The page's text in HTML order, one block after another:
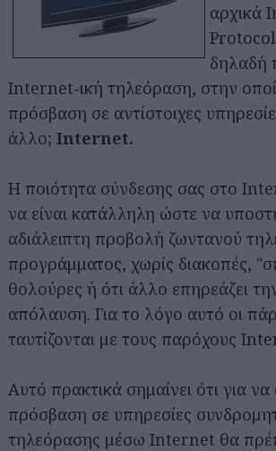
αρχικά
δηλαδή
Internet-ική τηλεόραση, στην
πρόσβαση σε αντίστοιχες
άλλο; Internet.
Η ποιότητα σύνδεσης σας στο
να είναι κατάλληλη ώστε να
αδιάλειπτη προβολή ζωντανού
προγράμματος, χωρίς διακοπές,
θολούρες ή ότι άλλο επηρεάζει
απόλαυση. Για το λόγο αυτό οι
ταυτίζονται με τους παρόχους
Αυτό πρακτικά σημαίνει ότι για
πρόσβαση σε υπηρεσίες
τηλεόρασης μέσω Internet θα